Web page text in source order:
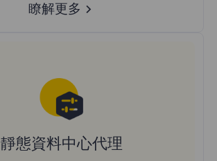
瞭解更多
靜態資料中心代理